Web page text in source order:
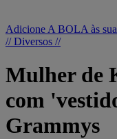
Adicione A BOLA às
// Diversos //
Mulher de
com
Grammys